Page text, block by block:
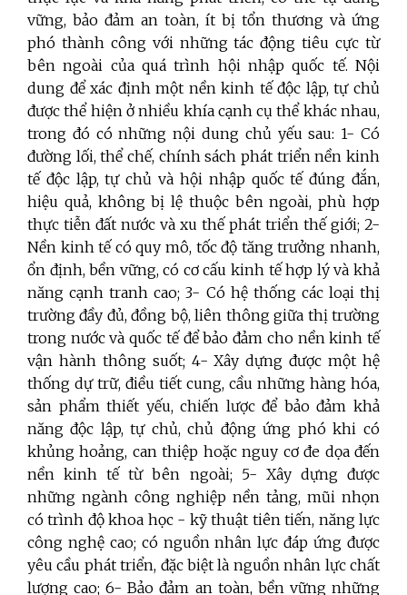
vững, bảo đảm an toàn, ít bị tổn thương và ứng
phó thành công với những tác động tiêu cực từ
bên ngoài của quá trình hội nhập quốc tế. Nội
dung để xác định một nền kinh tế độc lập, tự chủ
được thể hiện ở nhiều khía cạnh cụ thể khác nhau,
trong đó có những nội dung chủ yếu sau: 1- Có
đường lối, thể chế, chính sách phát triển nền kinh
tế độc lập, tự chủ và hội nhập quốc tế đúng đắn,
hiệu quả, không bị lệ thuộc bên ngoài, phù hợp
thực tiễn đất nước và xu thế phát triển thế giới; 2-
Nền kinh tế có quy mô, tốc độ tăng trưởng nhanh,
ổn định, bền vững, có cơ cấu kinh tế hợp lý và khả
năng cạnh tranh cao; 3- Có hệ thống các loại thị
trường đầy đủ, đồng bộ, liên thông giữa thị trường
trong nước và quốc tế để bảo đảm cho nền kinh tế
vận hành thông suốt; 4- Xây dựng được một hệ
thống dự trữ, điều tiết cung, cầu những hàng hóa,
sản phẩm thiết yếu, chiến lược để bảo đảm khả
năng độc lập, tự chủ, chủ động ứng phó khi có
khủng hoảng, can thiệp hoặc nguy cơ đe dọa đến
nền kinh tế từ bên ngoài; 5- Xây dựng được
những ngành công nghiệp nền tảng, mũi nhọn
có trình độ khoa học - kỹ thuật tiên tiến, năng lực
công nghệ cao; có nguồn nhân lực đáp ứng được
yêu cầu phát triển, đặc biệt là nguồn nhân lực chất
lượng cao; 6- Bảo đảm an toàn, bền vững những